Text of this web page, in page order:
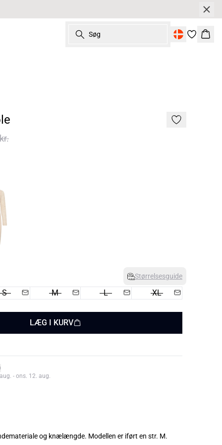
Søg
Kurv
Størrelsesguide
S M L
XL
LÆG I KURV
- ons. 12. aug.
Tætsiddende kjole i blondemateriale og knælængde. Modellen er iført en str. M.